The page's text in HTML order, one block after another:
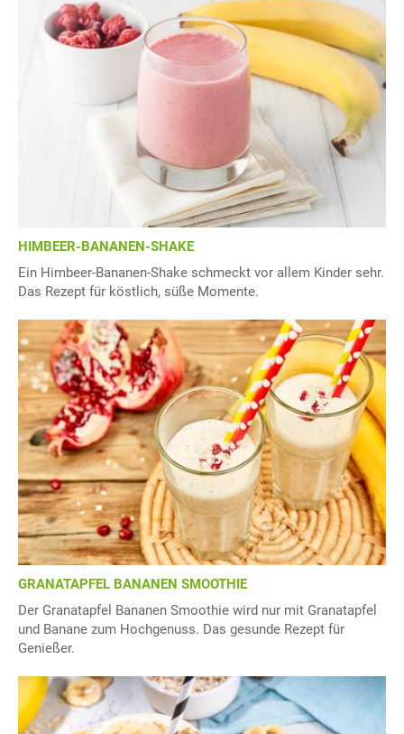
HIMBEER-BANANEN-SHAKE
Ein Himbeer-Bananen-Shake schmeckt vor allem Kinder sehr.
Das Rezept für köstlich, süße Momente.
GRANATAPFEL BANANEN SMOOTHIE
Der Granatapfel Bananen Smoothie wird nur mit Granatapfel
und Banane zum Hochgenuss. Das gesunde Rezept für
Genießer.